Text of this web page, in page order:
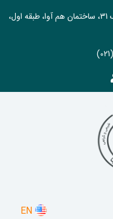
میدان آزادی، بزرگراه شهید لشکری، پلاک 31، ساختمان هم آوا، طبقه اول،
EN